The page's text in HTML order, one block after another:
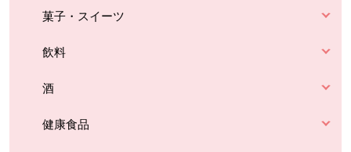
菓子・スイーツ
飲料
酒
健康食品